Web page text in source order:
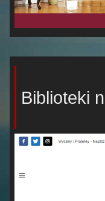
Biblioteki